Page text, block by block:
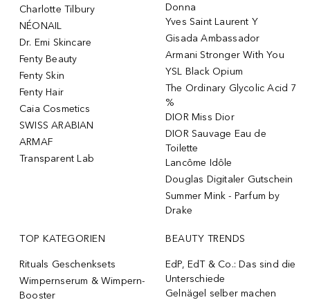
Charlotte Tilbury
NÉONAIL
Dr. Emi Skincare
Fenty Beauty
Fenty Skin
Fenty Hair
Caia Cosmetics
SWISS ARABIAN
ARMAF
Transparent Lab
Donna
Yves Saint Laurent Y
Gisada Ambassador
Armani Stronger With You
YSL Black Opium
The Ordinary Glycolic Acid 7
%
DIOR Miss Dior
DIOR Sauvage Eau de
Toilette
Lancôme Idôle
Douglas Digitaler Gutschein
Summer Mink - Parfum by
Drake
TOP KATEGORIEN
Rituals Geschenksets
Wimpernserum & Wimpern-
Booster
BEAUTY TRENDS
EdP, EdT & Co.: Das sind die
Unterschiede
Gelnägel selber machen